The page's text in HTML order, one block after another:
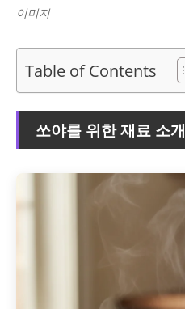
이미지
Table of Contents
쏘야를 위한 재료 소개